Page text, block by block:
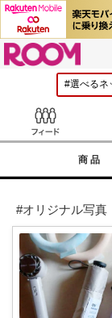
商品
#オリジナル写真